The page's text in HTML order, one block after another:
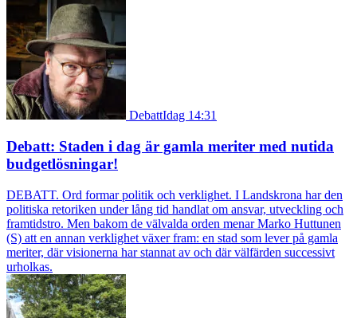
DebattIdag 14:31
Debatt: Staden i dag är gamla meriter med nutida
budgetlösningar!
DEBATT. Ord formar politik och verklighet. I Landskrona har den
politiska retoriken under lång tid handlat om ansvar, utveckling och
framtidstro. Men bakom de välvalda orden menar Marko Huttunen
(S) att en annan verklighet växer fram: en stad som lever på gamla
meriter, där visionerna har stannat av och där välfärden successivt
urholkas.